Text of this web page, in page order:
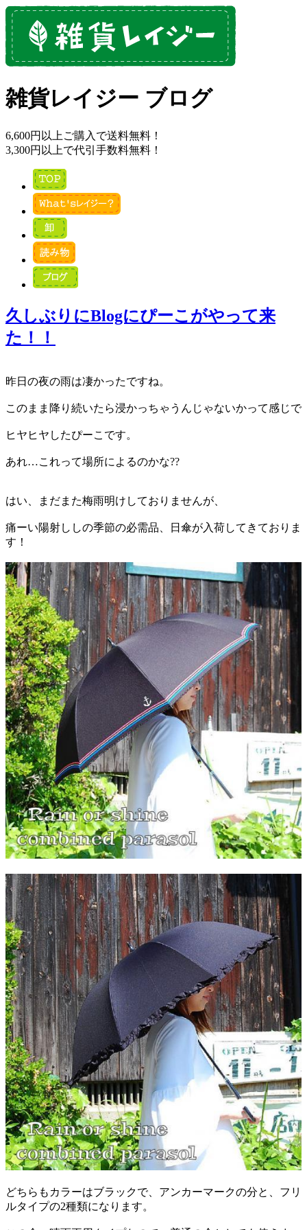
雑貨レイジー ブログ
6,600円以上ご購入で送料無料！
3,300円以上で代引手数料無料！
久しぶりにBlogにぴーこがやって来
た！！
昨日の夜の雨は凄かったですね。
このまま降り続いたら浸かっちゃうんじゃないかって感じで
ヒヤヒヤしたぴーこです。
あれ…これって場所によるのかな??
はい、まだまた梅雨明けしておりませんが、
痛ーい陽射ししの季節の必需品、日傘が入荷してきておりま
す！
どちらもカラーはブラックで、アンカーマークの分と、フリ
ルタイプの2種類になります。